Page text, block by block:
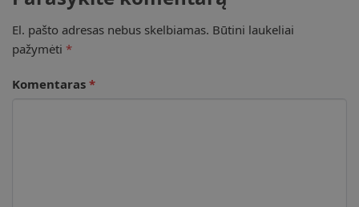
El. pašto adresas nebus skelbiamas. Būtini laukeliai
pažymėti *
Komentaras *